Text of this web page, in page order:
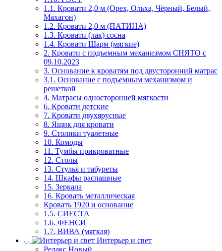
1.1. Кровати 2,0 м (Орех, Ольха, Чёрный, Белый,
Махагон)
1.2. Кровати 2,0 м (ПАТИНА)
1.3. Кровати (лак) сосна
1.4. Кровати Шарм (мягкие)
2. Кровати с подъемным механизмом СНЯТО с
09.10.2023
3. Основание к кроватям под двусторонний матрас
3.1. Основание с подъемным механизмом и
решеткой
4. Матрасы односторонней мягкости
6. Кровати детские
7. Кровати двухярусные
8. Ящик для кровати
9. Столики туалетные
10. Комоды
11. Тумбы прикроватные
12. Столы
13. Стулья и табуреты
14. Шкафы распашные
15. Зеркала
16. Кровать металлическая
Кровать 1920 и основание
1.5. СИЕСТА
1.6. ФЕНСИ
1.7. ВИВА (мягкая)
Интерьер и свет
Релакс Новый